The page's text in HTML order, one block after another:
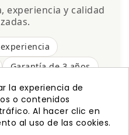
experiencia y calidad
Garantía de 3 años
la experiencia de
o contenidos
Al hacer clic en
al uso de las cookies.